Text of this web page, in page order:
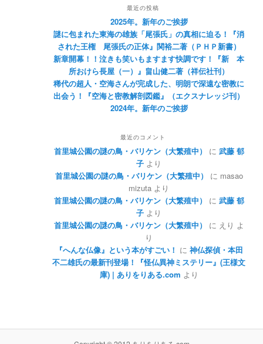
最近の投稿
2025年。新年のご挨拶
謎に包まれた東海の雄族「尾張氏」の真相に迫る！『消
された王権 尾張氏の正体』関裕二著（ＰＨＰ新書）
新章開幕！！泣きも笑いもますます快調です！『新 本
所おけら長屋（一）』畠山健二著（祥伝社刊）
稀代の超人・空海さんが完成した、明朗で深遠な密教に
出会う！『空海と密教解剖図鑑』（エクスナレッジ刊）
2024年。新年のご挨拶
最近のコメント
首里城公園の謎の鳥・バリケン（大繁殖中） に 武藤 郁
子 より
首里城公園の謎の鳥・バリケン（大繁殖中）
に masao
mizuta より
首里城公園の謎の鳥・バリケン（大繁殖中）
に 武藤 郁
子 より
首里城公園の謎の鳥・バリケン（大繁殖中）
に えり よ
り
『へんな仏像』という本がすごい！ に 神仏探偵・本田
不二雄氏の最新刊登場！『怪仏異神ミステリー』(王様文
庫) | ありをりある.com より